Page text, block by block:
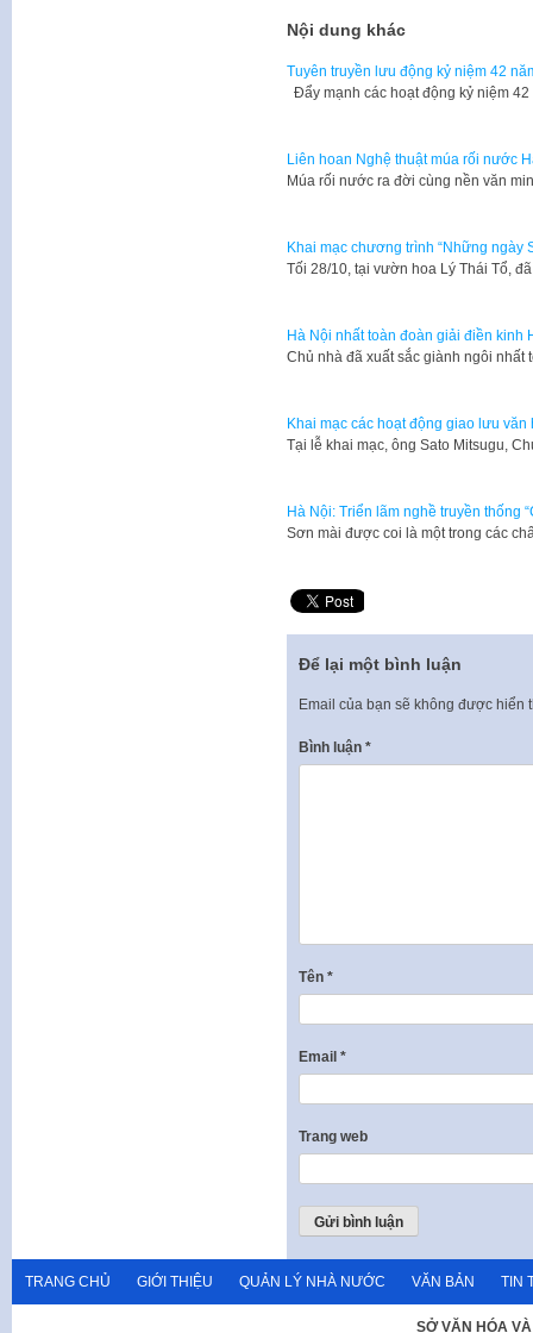
Nội dung khác
Tuyên truyền lưu động kỷ niệm 42
Đẩy mạnh các hoạt động kỷ niệm
Liên hoan Nghệ thuật múa rối nước
Múa rối nước ra đời cùng nền văn
Khai mạc chương trình “Những ngày
Tối 28/10, tại vườn hoa Lý Thái Tổ,
Hà Nội nhất toàn đoàn giải điền kinh
Chủ nhà đã xuất sắc giành ngôi
Khai mạc các hoạt động giao lưu văn
Tại lễ khai mạc, ông Sato Mitsugu,
Hà Nội: Triển lãm nghề truyền thống
Sơn mài được coi là một trong các
Để lại một bình luận
Email của bạn sẽ không được hiển
Bình luận *
Tên *
Email *
Trang web
TRANG CHỦ GIỚI THIỆU QUẢN LÝ NHÀ NƯỚC VĂN BẢN TIN
SỞ VĂN HÓA